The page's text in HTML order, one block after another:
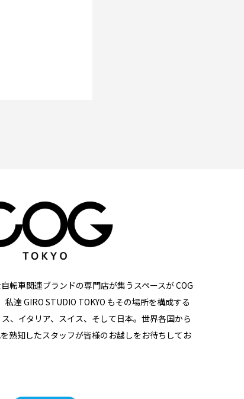
転車関連ブランドの専門店が集うスペースが COG
私達 GIRO STUDIO TOKYO もその場所を構成する
、イタリア、スイス、そして日本。世界各国から
熟知したスタッフが皆様のお越しをお待ちしてお